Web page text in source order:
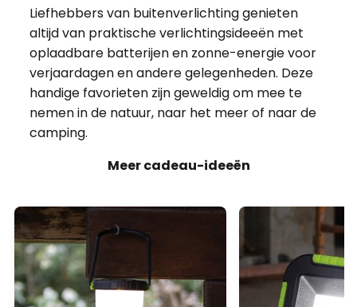
nemen in de natuur, naar het meer of naar de
camping.
Meer cadeau-ideeën